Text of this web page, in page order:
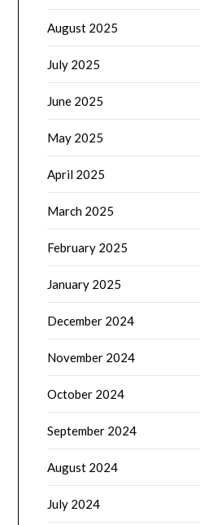
August 2025
July 2025
June 2025
May 2025
April 2025
March 2025
February 2025
January 2025
December 2024
November 2024
October 2024
September 2024
August 2024
July 2024